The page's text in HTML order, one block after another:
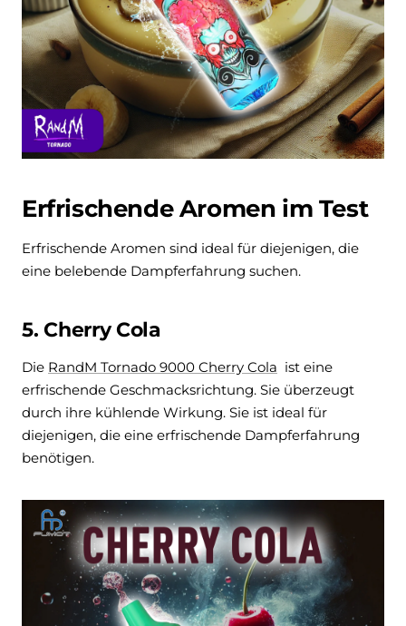
Erfrischende Aromen im Test
Erfrischende Aromen sind ideal für diejenigen, die
eine belebende Dampferfahrung suchen.
5. Cherry Cola
Die RandM Tornado 9000 Cherry Cola ist eine
erfrischende Geschmacksrichtung. Sie überzeugt
durch ihre kühlende Wirkung. Sie ist ideal für
diejenigen, die eine erfrischende Dampferfahrung
benötigen.